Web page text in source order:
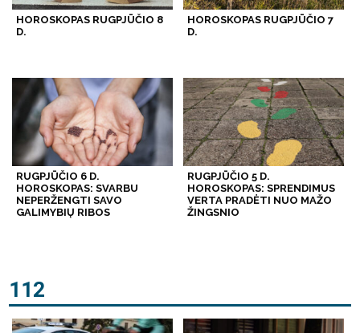
HOROSKOPAS RUGPJŪČIO 8
D.
HOROSKOPAS RUGPJŪČIO 7
D.
RUGPJŪČIO 6 D.
HOROSKOPAS: SVARBU
NEPERŽENGTI SAVO
GALIMYBIŲ RIBOS
RUGPJŪČIO 5 D.
HOROSKOPAS: SPRENDIMUS
VERTA PRADĖTI NUO MAŽO
ŽINGSNIO
112